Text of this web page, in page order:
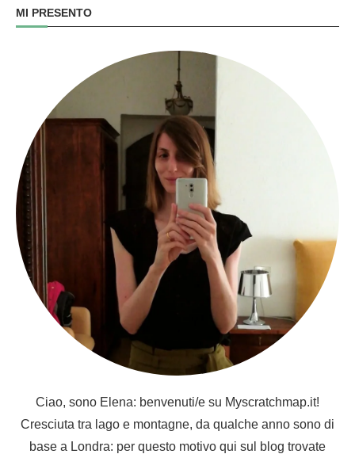
MI PRESENTO
Ciao, sono Elena: benvenuti/e su Myscratchmap.it!
Cresciuta tra lago e montagne, da qualche anno sono di
base a Londra: per questo motivo qui sul blog trovate